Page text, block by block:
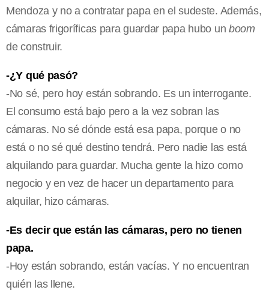
Mendoza y no a contratar papa en el sudeste. Además,
cámaras frigoríficas para guardar papa hubo un boom
de construir.
-¿Y qué pasó?
-No sé, pero hoy están sobrando. Es un interrogante.
El consumo está bajo pero a la vez sobran las
cámaras. No sé dónde está esa papa, porque o no
está o no sé qué destino tendrá. Pero nadie las está
alquilando para guardar. Mucha gente la hizo como
negocio y en vez de hacer un departamento para
alquilar, hizo cámaras.
-Es decir que están las cámaras, pero no tienen
papa.
-Hoy están sobrando, están vacías. Y no encuentran
quién las llene.